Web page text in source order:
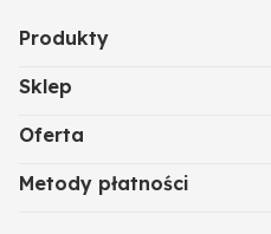
Produkty
Sklep
Oferta
Metody płatności